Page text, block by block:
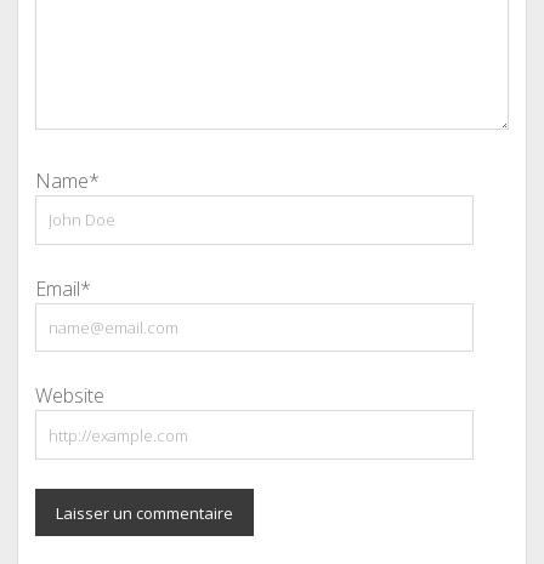
Name*
Email*
Website